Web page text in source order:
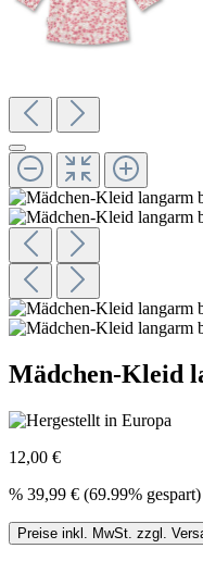
Mädchen-Kleid
12,00 €
% 39,99 € (69.99% gespart)
Preise inkl. MwSt. zzgl.